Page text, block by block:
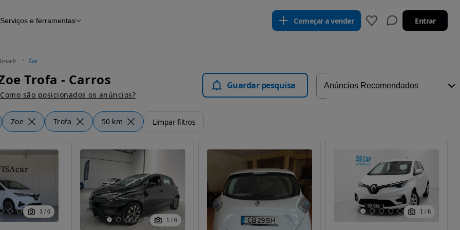
Histórico do veículo
Serviços e ferramentas Começar a vender Entrar
Zoe
Trofa - Carros
Como são posicionados os anúncios?
Guardar pesquisa
Zoe Trofa 50 km Limpar filtros
1 / 6
1 / 6
1 / 6